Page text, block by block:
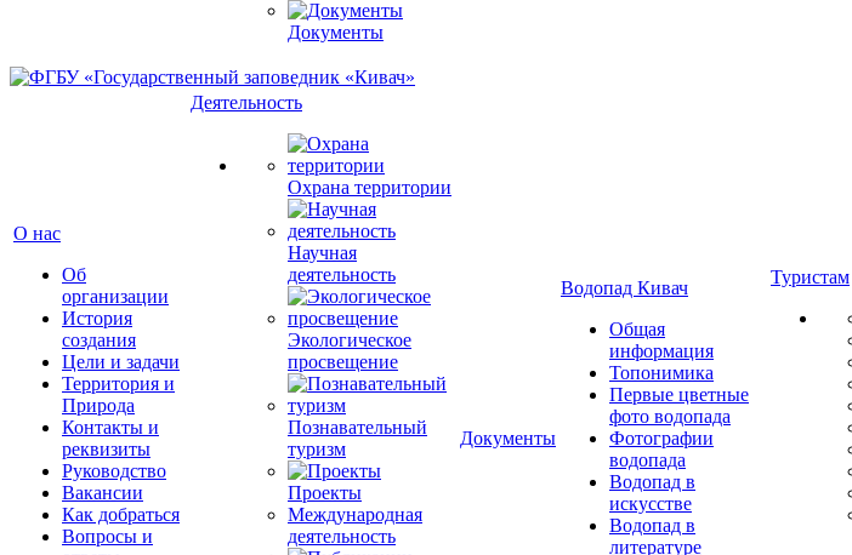
Документы
О нас
Об
организации
История
создания
Цели и задачи
Территория и
Природа
Контакты и
реквизиты
Руководство
Вакансии
Как добраться
Вопросы и
Деятельность
Охрана территории
Научная
деятельность
Экологическое
просвещение
Познавательный
туризм
Проекты
Международная
деятельность
Документы
Водопад Кивач
Общая
информация
Топонимика
Первые цветные
фото водопада
Фотографии
водопада
Водопад в
искусстве
Водопад в
литературе
Туристам